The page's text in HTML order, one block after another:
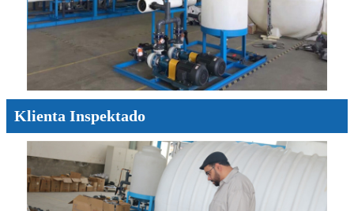
Klienta Inspektado